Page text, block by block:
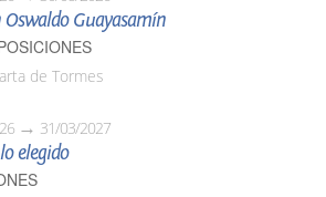
Oswaldo Guayasamín
de Tormes
31/03/2027
elegido